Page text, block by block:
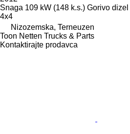
Snaga 109 kW (148 k.s.) Gorivo dizel
4x4
Nizozemska, Terneuzen
Toon Netten Trucks & Parts
Kontaktirajte prodavca